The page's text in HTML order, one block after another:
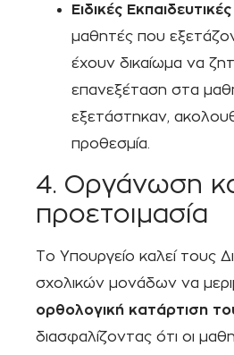
Ειδικές
μαθητές που
έχουν δικαίωμα να
επανεξέταση στα
εξετάστηκαν,
προθεσμία.
4. Οργάνωση
προετοιμασία
Το Υπουργείο καλεί τους
σχολικών μονάδων να
ορθολογική κατάρτιση
διασφαλίζοντας ότι οι